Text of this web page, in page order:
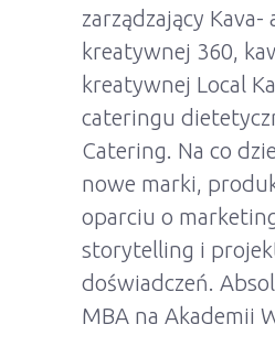
zarządzający Kava-
kreatywnej 360,
kreatywnej Local
cateringu
Catering. Na co
nowe marki,
oparciu o
storytelling i
doświadczeń.
MBA na Akademii